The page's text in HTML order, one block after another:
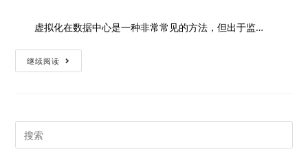
虚拟化在数据中心是一种非常常见的方法，但出于监…
继续阅读